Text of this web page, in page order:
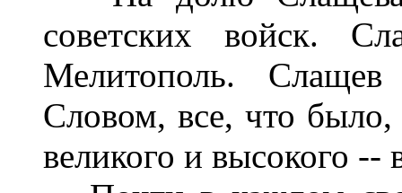
советских войск.
Мелитополь.
Словом, все, что было,
великого и высокого